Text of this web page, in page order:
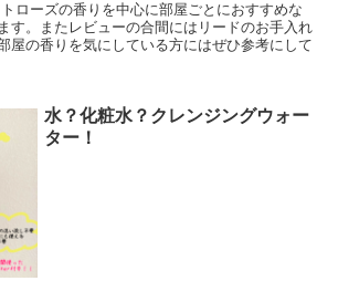
トローズの香りを中心に部屋ごとにおすすめな
す。またレビューの合間にはリードのお手入れ
屋の香りを気にしている方にはぜひ参考にして
水？化粧水？クレンジングウォー
ター！